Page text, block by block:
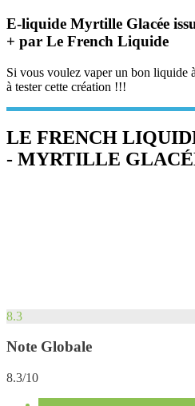
E-liquide Myrtille Glacée
+ par Le French Liquide
Si vous voulez vaper un bon liquide
à tester cette création !!!
LE FRENCH
- MYRTILLE
8.3
Note Globale
8.3/10